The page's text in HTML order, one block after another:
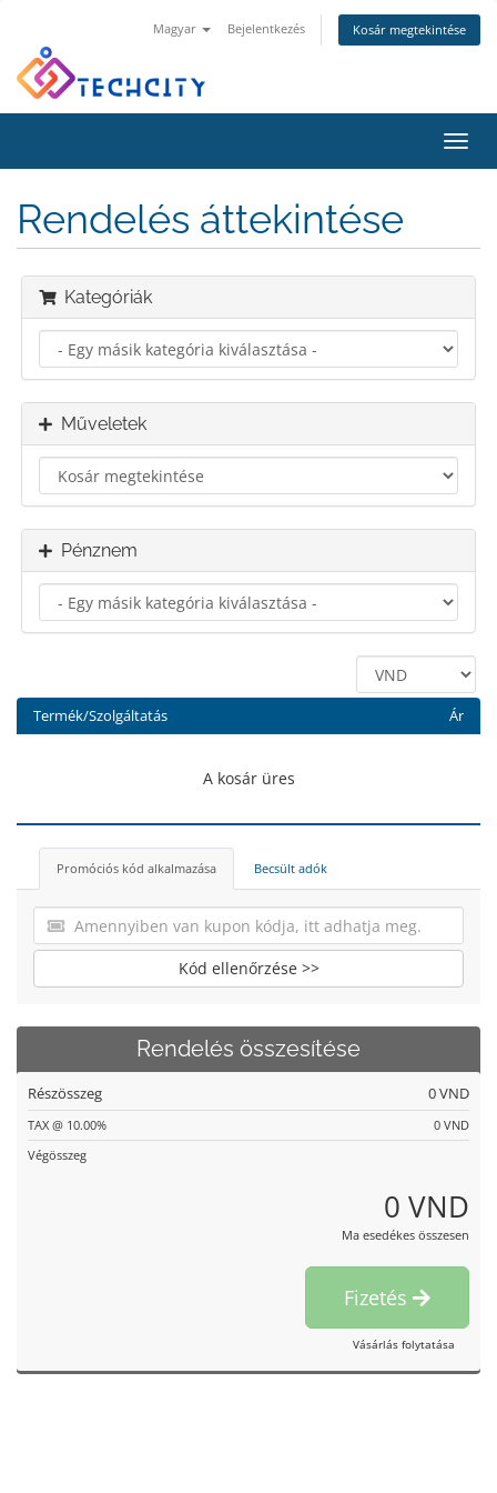
Magyar Bejelentkezés Kosár megtekintése
a
Rendelés áttekintése
Kategóriák
Műveletek
Pénznem
Termék/Szolgáltatás Ár
A kosár üres
Promóciós kód alkalmazása Becsült adók
Kód ellenőrzése >>
Rendelés összesítése
Részösszeg 0 VND
TAX @ 10.00%
0 VND
Végösszeg
0 VND
Ma esedékes összesen
Fizetés
Vásárlás folytatása